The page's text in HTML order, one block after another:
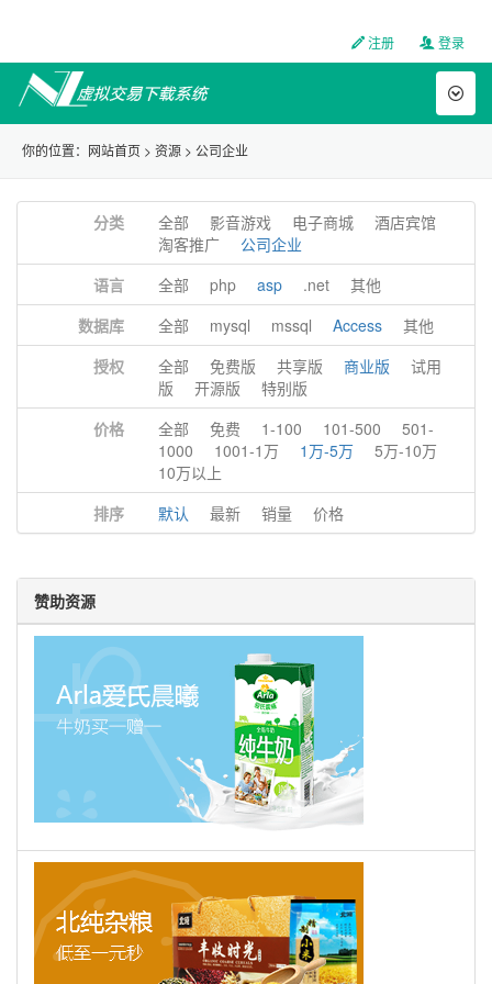
注册 登录
你的位置： 网站首页 > 资源 > 公司企业
分类 全部 影音游戏 电子商城
酒店宾馆
淘客推广
公司企业
语言
全部 php asp .net
其他
数据库
全部 mysql mssql Access
其他
授权
全部 免费版 共享版 商业版
试用
版
开源版
特别版
价格
全部 免费 1-100 101-500
501-
1000
1001-1万 1万-5万
5万-10万
10万以上
排序
默认 最新 销量 价格
赞助资源